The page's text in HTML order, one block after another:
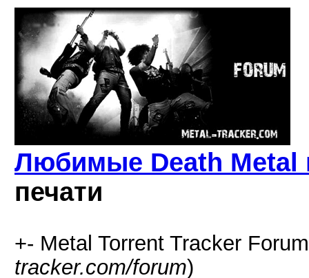
Любимые Death Metal
печати
+- Metal Torrent Tracker
tracker.com/forum)